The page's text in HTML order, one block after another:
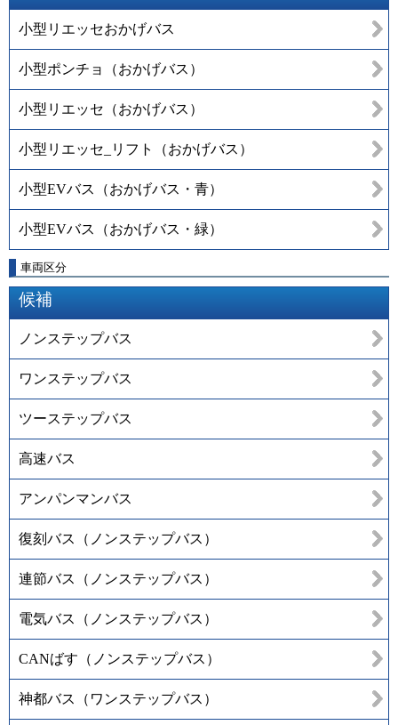
小型リエッセおかげバス
小型ポンチョ（おかげバス）
小型リエッセ（おかげバス）
小型リエッセ_リフト（おかげバス）
小型EVバス（おかげバス・青）
小型EVバス（おかげバス・緑）
車両区分
候補
ノンステップバス
ワンステップバス
ツーステップバス
高速バス
アンパンマンバス
復刻バス（ノンステップバス）
連節バス（ノンステップバス）
電気バス（ノンステップバス）
CANばす（ノンステップバス）
神都バス（ワンステップバス）